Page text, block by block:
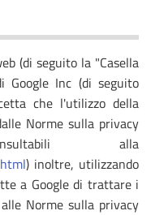
(di seguito la "Casella
Google Inc (di seguito
che l'utilizzo della
Norme sulla privacy
alla
) inoltre, utilizzando
a Google di trattare i
Norme sulla privacy